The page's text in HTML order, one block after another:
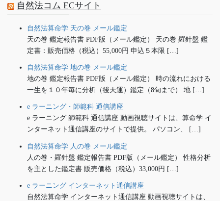
自然法コム ECサイト
自然法算命学 天の巻 メール鑑定
天の巻 鑑定報告書 PDF版（メール鑑定） 天の巻 羅針盤 鑑
定書：販売価格（税込）55,000円 申込５本限 […]
自然法算命学 地の巻 メール鑑定
地の巻 鑑定報告書 PDF版（メール鑑定） 時の流れにおける
一生を１０年毎に分析（後天運）鑑定（8旬まで） 地 […]
e ラーニング・師範科 通信講座
e ラーニング 師範科 通信講座 動画視聴サイトは、算命学 イ
ンターネット通信講座のサイトで提供。 パソコン、 […]
自然法算命学 人の巻 メール鑑定
人の巻・羅針盤 鑑定報告書 PDF版（メール鑑定） 性格分析
を主とした鑑定書 販売価格（税込）33,000円 […]
e ラーニング インターネット通信講座
自然法算命学 インターネット通信講座 動画視聴サイトは、